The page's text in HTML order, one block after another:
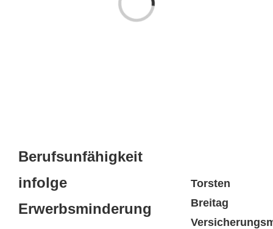
Laden...
Berufsunfähigkeit
infolge
Erwerbsminderung
Torsten
Breitag